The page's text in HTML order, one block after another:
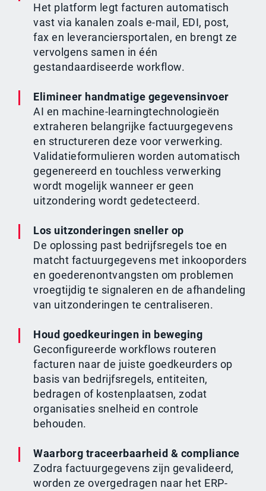
Het platform legt facturen automatisch
vast via kanalen zoals e-mail, EDI, post,
fax en leveranciersportalen, en brengt ze
vervolgens samen in één
gestandaardiseerde workflow.
Elimineer handmatige gegevensinvoer
AI en machine-learningtechnologieën
extraheren belangrijke factuurgegevens
en structureren deze voor verwerking.
Validatieformulieren worden automatisch
gegenereerd en touchless verwerking
wordt mogelijk wanneer er geen
uitzondering wordt gedetecteerd.
Los uitzonderingen sneller op
De oplossing past bedrijfsregels toe en
matcht factuurgegevens met inkooporders
en goederenontvangsten om problemen
vroegtijdig te signaleren en de afhandeling
van uitzonderingen te centraliseren.
Houd goedkeuringen in beweging
Geconfigureerde workflows routeren
facturen naar de juiste goedkeurders op
basis van bedrijfsregels, entiteiten,
bedragen of kostenplaatsen, zodat
organisaties snelheid en controle
behouden.
Waarborg traceerbaarheid & compliance
Zodra factuurgegevens zijn gevalideerd,
worden ze overgedragen naar het ERP-